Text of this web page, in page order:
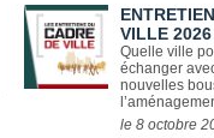
VILLE 2026
Quelle ville
échanger
nouvelles
le 8 octobre